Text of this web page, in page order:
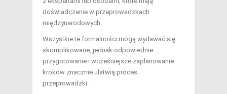
doświadczenie w przeprowadzkach
międzynarodowych.
Wszystkie te formalności mogą wydawać się
skomplikowane, jednak odpowiednie
przygotowanie i wcześniejsze zaplanowanie
kroków znacznie ułatwią proces
przeprowadzki.